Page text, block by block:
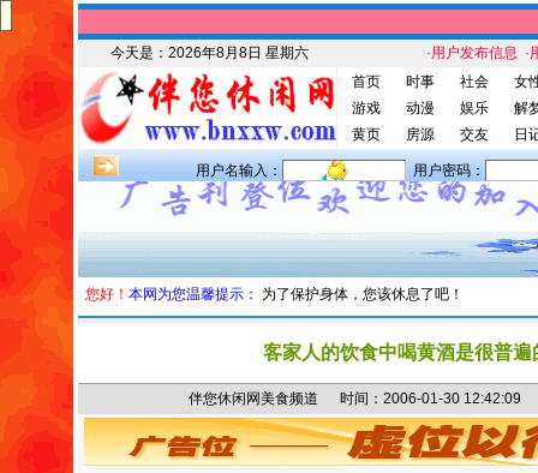
今天是： 2026年8月8日 星期六 ·用户发布信息 ·
首页
时事 社会
女
游戏
动漫 娱乐
解
黄页
房源 交友 日
用户名输入： 用户密码：
您好！ 本网为您温馨提示： 为了保护身体，您该休息了吧！
客家人的饮食中喝黄酒是很普遍
伴您休闲网美食频道 时间：2006-01-30